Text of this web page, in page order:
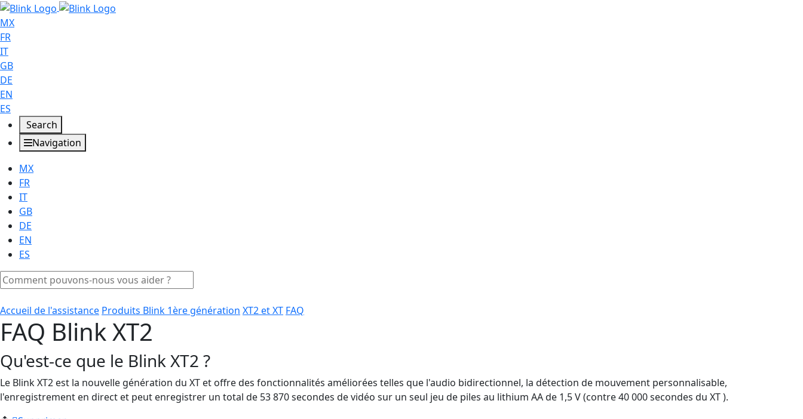
MX
FR
IT
GB
DE
EN
ES
Search
Navigation
MX
FR
IT
GB
DE
EN
ES
Accueil de l'assistance Produits Blink 1ère génération XT2 et XT FAQ
FAQ Blink XT2
Qu'est-ce que le Blink XT2 ?
Le Blink XT2 est la nouvelle génération du XT et offre des fonctionnalités améliorées telles que l'audio bidirectionnel, la détection de mouvement personnalisable,
l'enregistrement en direct et peut enregistrer un total de 53 870 secondes de vidéo sur un seul jeu de piles au lithium AA de 1,5 V (contre 40 000 secondes du XT ).